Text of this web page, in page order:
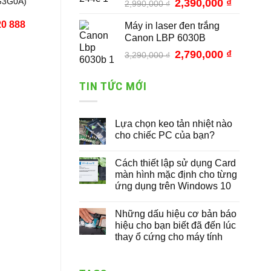
2,990,000₫
là:
2,990,000 ₫.
2,390,000 ₫
Máy in laser đen trắng
Canon LBP 6030B
3,290,000₫ Giá
2,790,000 ₫Giá
TIN TỨC MỚI
Lựa chọn keo tản nhiệt nào
cho chiếc PC của bạn?
Cách thiết lập sử dụng Card
màn hình mặc định cho từng
ứng dụng trên Windows 10
Những dấu hiệu cơ bản báo
hiệu cho bạn biết đã đến lúc
thay ổ cứng cho máy tính
888